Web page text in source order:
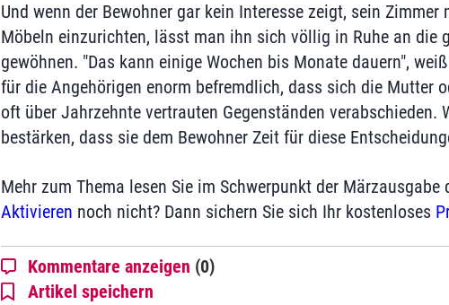
Und wenn der Bewohner gar kein Interesse zeigt, sein
Möbeln einzurichten, lässt man ihn sich völlig in Ruhe an die
gewöhnen. "Das kann einige Wochen bis Monate dauern",
für die Angehörigen enorm befremdlich, dass sich die Mutter
oft über Jahrzehnte vertrauten Gegenständen
bestärken, dass sie dem Bewohner Zeit für diese
Mehr zum Thema lesen Sie im Schwerpunkt der
Aktivieren noch nicht? Dann sichern Sie sich Ihr kostenloses
Kommentare anzeigen (0)
Artikel speichern